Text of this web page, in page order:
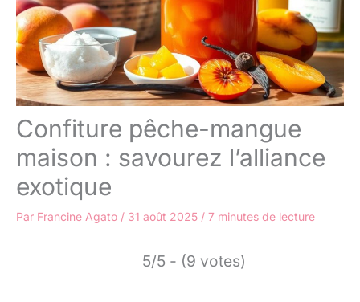
Confiture pêche-mangue
maison : savourez l’alliance
exotique
Par Francine Agato / 31 août 2025 / 7 minutes de lecture
5/5 - (9 votes)